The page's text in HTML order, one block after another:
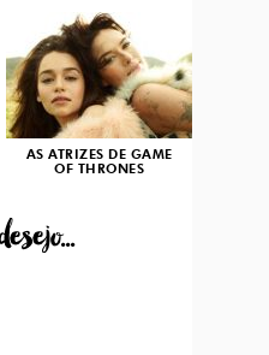
AS ATRIZES DE GAME
OF THRONES